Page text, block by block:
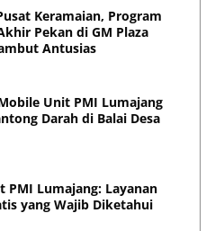
Keramaian, Program
Pekan di GM Plaza
Antusias
Unit PMI Lumajang
Darah di Balai Desa
PMI Lumajang: Layanan
yang Wajib Diketahui